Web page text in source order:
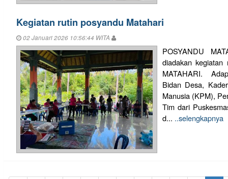
Kegiatan rutin posyandu Matahari
02 Januari 2026 10:56:44 WITA
POSYANDU
diadakan
MATAHARI.
Bidan Desa,
Manusia (KPM),
Tim dari
d... ..selengkapnya